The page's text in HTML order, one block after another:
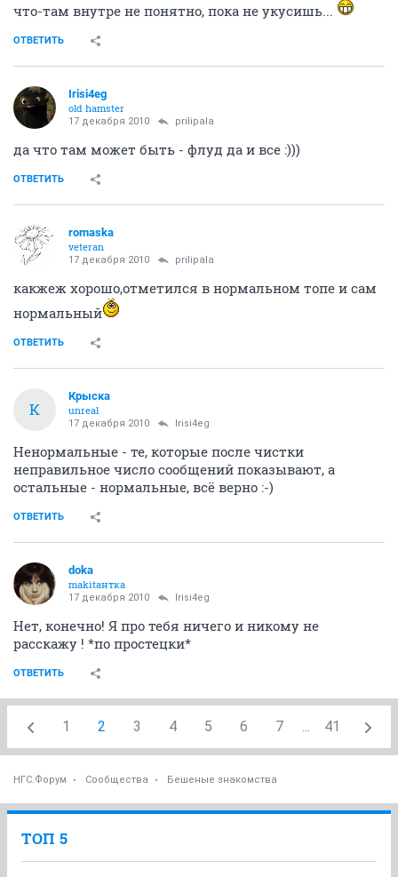
что-там внутре не понятно, пока не укусишь...
ОТВЕТИТЬ
Irisi4eg
old hamster
17 декабря 2010 prilipala
да что там может быть - флуд да и все :)))
ОТВЕТИТЬ
romaska
veteran
17 декабря 2010 prilipala
какжеж хорошо,отметился в нормальном топе и сам
нормальный
ОТВЕТИТЬ
К
Крыска
unreal
17 декабря 2010 Irisi4eg
Ненормальные - те, которые после чистки
неправильное число сообщений показывают, а
остальные - нормальные, всё верно :-)
ОТВЕТИТЬ
doka
makitaнтка
17 декабря 2010 Irisi4eg
Нет, конечно! Я про тебя ничего и никому не
расскажу ! *по простецки*
ОТВЕТИТЬ
1 2 3 4 5 6 7 ... 41
НГС.Форум Сообщества Бешеные знакомства
ТОП 5